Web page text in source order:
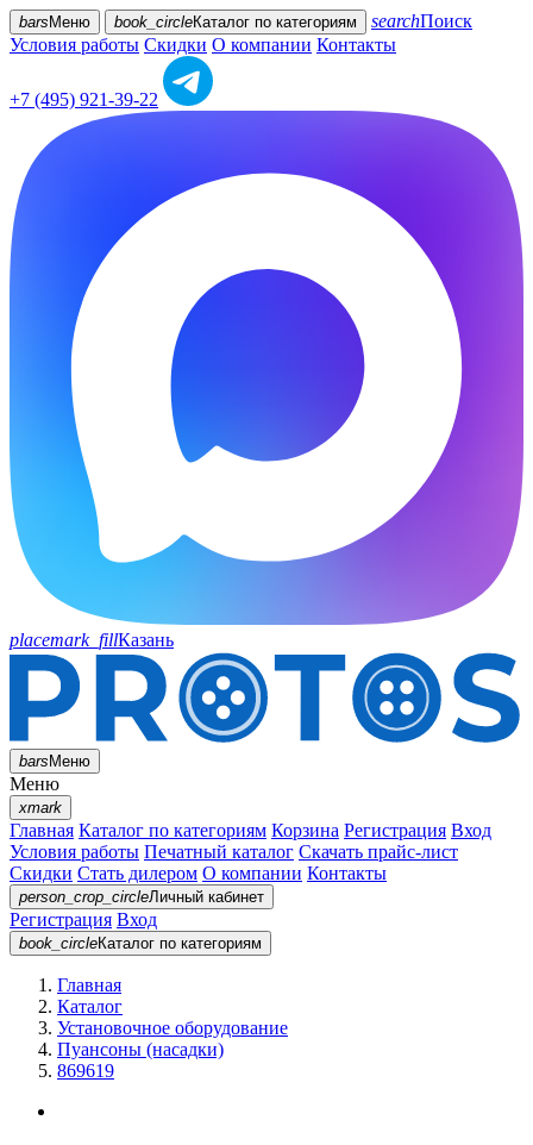
bars Меню book_circleКаталог по категориям searchПоиск
Условия работы Скидки О компании Контакты
+7 (495) 921-39-22
placemark_fillКазань
barsМеню
Меню
xmark
Главная Каталог по категориям Корзина Регистрация Вход
Условия работы Печатный каталог Скачать прайс-лист
Скидки Стать дилером О компании Контакты
person_crop_circleЛичный кабинет
Регистрация Вход
book_circleКаталог по категориям
Главная
Каталог
Установочное оборудование
Пуансоны (насадки)
869619